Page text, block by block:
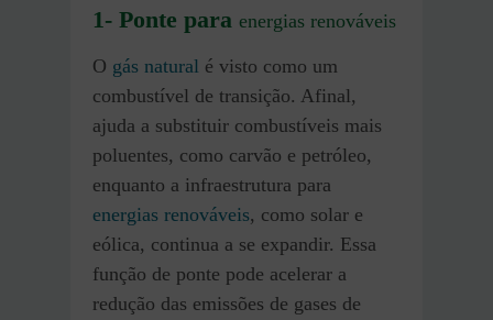
1- Ponte para energias renováveis
O gás natural é visto como um
combustível de transição. Afinal,
ajuda a substituir combustíveis mais
poluentes, como carvão e petróleo,
enquanto a infraestrutura para
energias renováveis, como solar e
eólica, continua a se expandir. Essa
função de ponte pode acelerar a
redução das emissões de gases de